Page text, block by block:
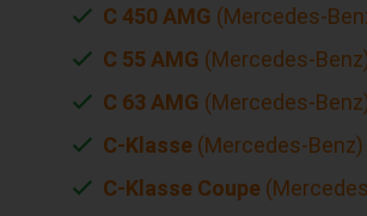
C 450 AMG (Mercedes-
C 55 AMG (Mercedes-
C 63 AMG (Mercedes-
C-Klasse (Mercedes-
C-Klasse Coupe